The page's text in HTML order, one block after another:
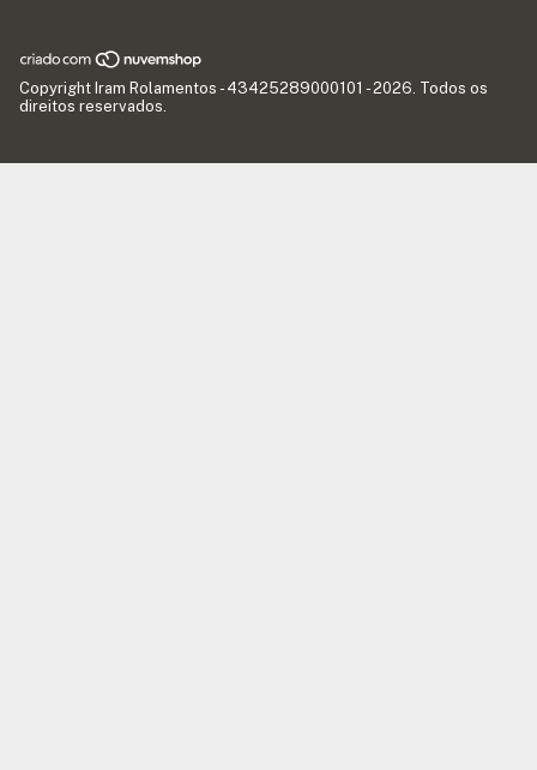
Copyright Iram Rolamentos - 43425289000101 - 2026. Todos os
direitos reservados.